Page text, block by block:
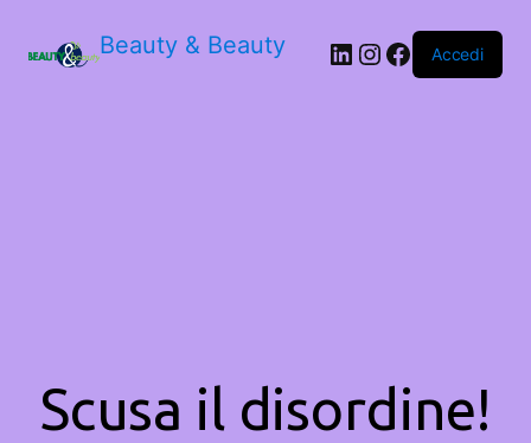
Beauty & Beauty LinkedIn
Instagram
Facebook
Accedi
Scusa il disordine!